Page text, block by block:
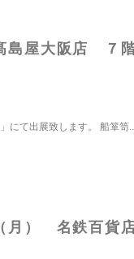
島屋大阪店 ７
にて出展致します。 船箪笥
月） 名鉄百貨